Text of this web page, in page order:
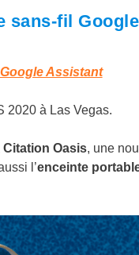
sans-fil Google
Assistant
2020 à Las Vegas.
Citation Oasis, une
l’enceinte